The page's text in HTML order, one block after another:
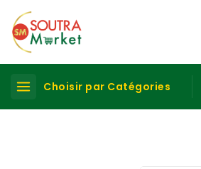
Choisir par Catégories